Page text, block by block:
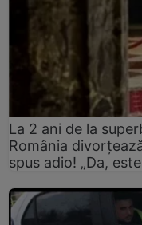
La 2 ani de la
România
spus adio! „Da,